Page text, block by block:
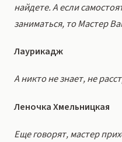
найдете. А если
заниматься, то Мастер
Лаурикадж
А никто не знает, не
Леночка Хмельницкая
Еще говорят, мастер